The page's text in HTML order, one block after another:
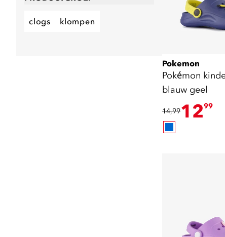
clogs klompen
Pokemon
Pokémon
blauw geel
14,991299